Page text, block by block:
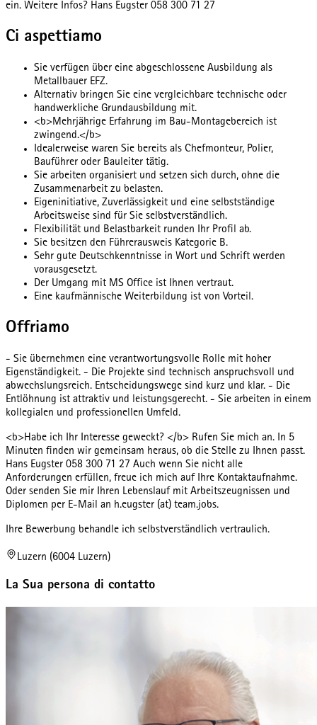
ein. Weitere Infos? Hans Eugster 058 300 71 27
Ci aspettiamo
Sie verfügen über eine abgeschlossene Ausbildung als
Metallbauer EFZ.
Alternativ bringen Sie eine vergleichbare technische oder
handwerkliche Grundausbildung mit.
<b>Mehrjährige Erfahrung im Bau-Montagebereich ist
zwingend.</b>
Idealerweise waren Sie bereits als Chefmonteur, Polier,
Bauführer oder Bauleiter tätig.
Sie arbeiten organisiert und setzen sich durch, ohne die
Zusammenarbeit zu belasten.
Eigeninitiative, Zuverlässigkeit und eine selbstständige
Arbeitsweise sind für Sie selbstverständlich.
Flexibilität und Belastbarkeit runden Ihr Profil ab.
Sie besitzen den Führerausweis Kategorie B.
Sehr gute Deutschkenntnisse in Wort und Schrift werden
vorausgesetzt.
Der Umgang mit MS Office ist Ihnen vertraut.
Eine kaufmännische Weiterbildung ist von Vorteil.
Offriamo
- Sie übernehmen eine verantwortungsvolle Rolle mit hoher
Eigenständigkeit. - Die Projekte sind technisch anspruchsvoll und
abwechslungsreich. Entscheidungswege sind kurz und klar. - Die
Entlöhnung ist attraktiv und leistungsgerecht. - Sie arbeiten in einem
kollegialen und professionellen Umfeld.
<b>Habe ich Ihr Interesse geweckt? </b> Rufen Sie mich an. In 5
Minuten finden wir gemeinsam heraus, ob die Stelle zu Ihnen passt.
Hans Eugster 058 300 71 27 Auch wenn Sie nicht alle
Anforderungen erfüllen, freue ich mich auf Ihre Kontaktaufnahme.
Oder senden Sie mir Ihren Lebenslauf mit Arbeitszeugnissen und
Diplomen per E-Mail an h.eugster (at) team.jobs.
Ihre Bewerbung behandle ich selbstverständlich vertraulich.
Luzern (6004 Luzern)
La Sua persona di contatto